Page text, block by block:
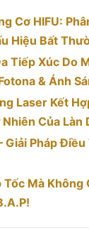
Cơ HIFU:
Hiệu Bất
Tiếp Xúc Do
& Ánh
Laser Kết
Của Làn
Giải Pháp
Tốc Mà Không